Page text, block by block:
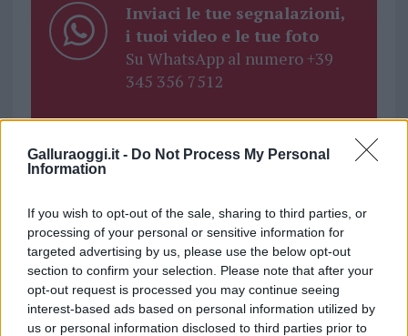
Galluraoggi.it - Do Not Process My Personal
Information
If you wish to opt-out of the sale, sharing to third parties, or
processing of your personal or sensitive information for
targeted advertising by us, please use the below opt-out
section to confirm your selection. Please note that after your
opt-out request is processed you may continue seeing
interest-based ads based on personal information utilized by
us or personal information disclosed to third parties prior to
Inviaci le tue segnalazioni,
i tuoi video e le tue foto
Su WhatsApp al numero +39
345 356 7512
GalluraOggi.it
Ricevi le nostre ultime news